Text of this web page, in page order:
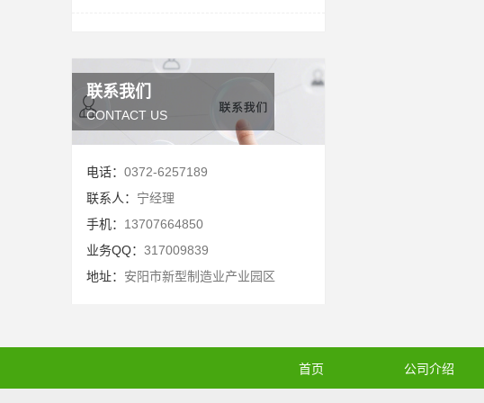
联系我们
CONTACT US
电话： 0372-6257189
联系人： 宁经理
手机： 13707664850
业务QQ： 317009839
地址： 安阳市新型制造业产业园区
首页 公司介绍